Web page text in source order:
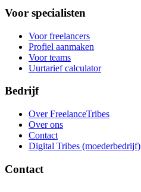
Voor specialisten
Voor freelancers
Profiel aanmaken
Voor teams
Uurtarief calculator
Bedrijf
Over FreelanceTribes
Over ons
Contact
Digital Tribes (moederbedrijf)
Contact